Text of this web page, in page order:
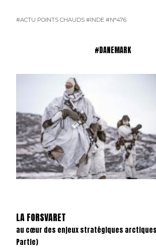
#ACTU POINTS CHAUDS #INDE #N°476
#DANEMARK
LA FORSVARET
au cœur des enjeux stratégiques
Partie)